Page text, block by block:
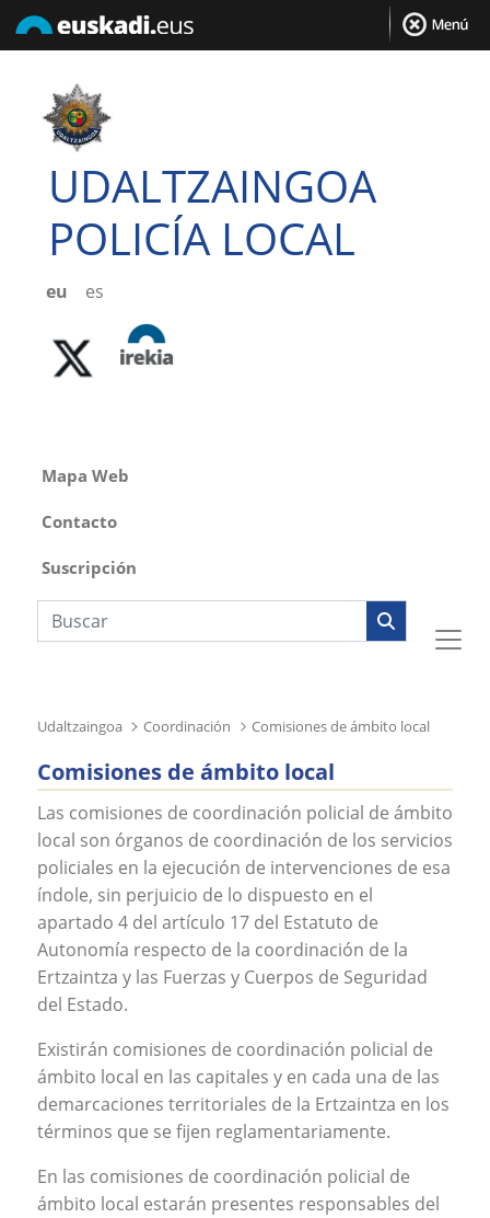
UDALTZAINGOA
POLICÍA LOCAL
eu es
Mapa Web
Contacto
Suscripción
Búsqueda web
Udaltzaingoa Coordinación Comisiones de ámbito local
Comisiones de ámbito local
Las comisiones de coordinación policial de ámbito
local son órganos de coordinación de los servicios
policiales en la ejecución de intervenciones de esa
índole, sin perjuicio de lo dispuesto en el
apartado 4 del artículo 17 del Estatuto de
Autonomía respecto de la coordinación de la
Ertzaintza y las Fuerzas y Cuerpos de Seguridad
del Estado.
Existirán comisiones de coordinación policial de
ámbito local en las capitales y en cada una de las
demarcaciones territoriales de la Ertzaintza en los
términos que se fijen reglamentariamente.
En las comisiones de coordinación policial de
ámbito local estarán presentes responsables del